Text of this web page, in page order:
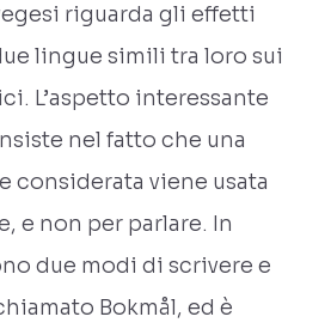
riguarda gli effetti
lingue simili tra loro sui
L’aspetto interessante
nel fatto che una
considerata viene usata
e non per parlare. In
due modi di scrivere e
Bokmål, ed è